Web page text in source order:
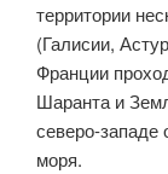
территории
(Галисии,
Франции
Шаранта и
северо-западе
моря.